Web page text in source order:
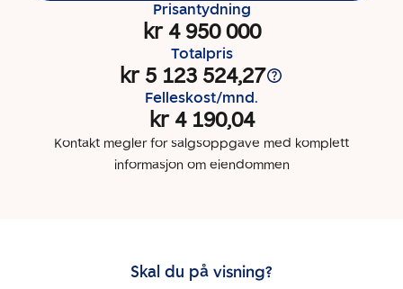
Prisantydning
kr 4 950 000
Totalpris
kr 5 123 524,27
Felleskost/mnd.
kr 4 190,04
Kontakt megler for salgsoppgave med komplett
informasjon om eiendommen
Skal du på visning?